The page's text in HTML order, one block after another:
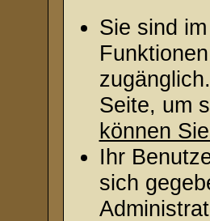
Sie sind
Seite, um
können
Ihr
sich